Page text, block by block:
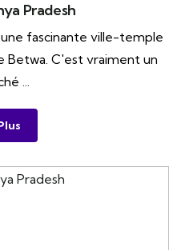
Pradesh
fascinante ville-temple
Betwa. C'est vraiment un
...